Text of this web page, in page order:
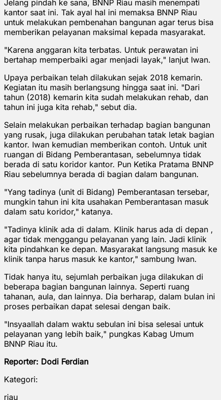
Jelang pindah ke sana, BNNP Riau masih menempati
kantor saat ini. Tak ayal hal ini memaksa BNNP Riau
untuk melakukan pembenahan bangunan agar terus bisa
memberikan pelayanan maksimal kepada masyarakat.
"Karena anggaran kita terbatas. Untuk perawatan ini
bertahap memperbaiki agar menjadi layak," lanjut Iwan.
Upaya perbaikan telah dilakukan sejak 2018 kemarin.
Kegiatan itu masih berlangsung hingga saat ini. "Dari
tahun (2018) kemarin kita sudah melakukan rehab, dan
tahun ini juga kita rehab," sebut dia.
Selain melakukan perbaikan terhadap bagian bangunan
yang rusak, juga dilakukan perubahan tatak letak bagian
kantor. Iwan kemudian memberikan contoh. Untuk unit
ruangan di Bidang Pemberantasan, sebelumnya tidak
berada di satu koridor kantor. Pun Ketika Pratama BNNP
Riau sebelumnya berada di bagian dalam bangunan.
"Yang tadinya (unit di Bidang) Pemberantasan tersebar,
mungkin tahun ini kita usahakan Pemberantasan masuk
dalam satu koridor," katanya.
"Tadinya klinik ada di dalam. Klinik harus ada di depan ,
agar tidak menggangu pelayanan yang lain. Jadi klinik
kita pindahkan ke depan. Masyarakat langsung masuk ke
klinik tanpa harus masuk ke kantor," sambung Iwan.
Tidak hanya itu, sejumlah perbaikan juga dilakukan di
beberapa bagian bangunan lainnya. Seperti ruang
tahanan, aula, dan lainnya. Dia berharap, dalam bulan ini
proses perbaikan dapat selesai dengan baik.
"Insyaallah dalam waktu sebulan ini bisa selesai untuk
pelayanan yang lebih baik," pungkas Kabag Umum
BNNP Riau itu.
Reporter: Dodi Ferdian
Kategori:
riau